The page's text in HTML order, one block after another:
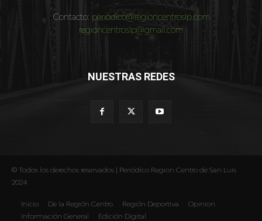
Contacto: periodico@regioncentroslp.com
regioncentroslp@gmail.com
NUESTRAS REDES
© Todos los derechos reservados | Periódico Region Centro de San Luis
2024
Inicio De la Región Centro Región Deportiva
Opinion
Información General
Edición Digital